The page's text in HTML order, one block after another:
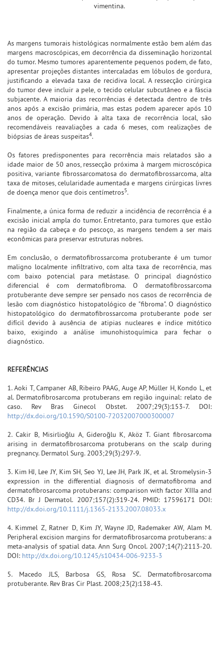
vimentina.
As margens tumorais histológicas normalmente estão bem além das
margens macroscópicas, em decorrência da disseminação horizontal
do tumor. Mesmo tumores aparentemente pequenos podem, de fato,
apresentar projeções distantes intercaladas em lóbulos de gordura,
justificando a elevada taxa de recidiva local. A ressecção cirúrgica
do tumor deve incluir a pele, o tecido celular subcutâneo e a fáscia
subjacente. A maioria das recorrências é detectada dentro de três
anos após a excisão primária, mas estas podem aparecer após 10
anos de operação. Devido à alta taxa de recorrência local, são
recomendáveis reavaliações a cada 6 meses, com realizações de
biópsias de áreas suspeitas4.
Os fatores predisponentes para recorrência mais relatados são a
idade maior de 50 anos, ressecção próxima à margem microscópica
positiva, variante fibrossarcomatosa do dermatofibrossarcoma, alta
taxa de mitoses, celularidade aumentada e margens cirúrgicas livres
de doença menor que dois centímetros5.
Finalmente, a única forma de reduzir a incidência de recorrência é a
excisão inicial ampla do tumor. Entretanto, para tumores que estão
na região da cabeça e do pescoço, as margens tendem a ser mais
econômicas para preservar estruturas nobres.
Em conclusão, o dermatofibrossarcoma protuberante é um tumor
maligno localmente infiltrativo, com alta taxa de recorrência, mas
com baixo potencial para metástase. O principal diagnóstico
diferencial é com dermatofibroma. O dermatofibrossarcoma
protuberante deve sempre ser pensado nos casos de recorrência de
lesão com diagnóstico histopatológico de "fibroma". O diagnóstico
histopatológico do dermatofibrossarcoma protuberante pode ser
difícil devido à ausência de atipias nucleares e índice mitótico
baixo, exigindo a análise imunohistoquímica para fechar o
diagnóstico.
REFERÊNCIAS
1. Aoki T, Campaner AB, Ribeiro PAAG, Auge AP, Müller H, Kondo L, et
al. Dermatofibrosarcoma protuberans em região inguinal: relato de
caso. Rev Bras Ginecol Obstet. 2007;29(3):153-7. DOI:
http://dx.doi.org/10.1590/S0100-72032007000300007
2. Cakir B, Misirlioğlu A, Gideroğlu K, Aköz T. Giant fibrosarcoma
arising in dermatofibrosarcoma protuberans on the scalp during
pregnancy. Dermatol Surg. 2003;29(3):297-9.
3. Kim HJ, Lee JY, Kim SH, Seo YJ, Lee JH, Park JK, et al. Stromelysin-3
expression in the differential diagnosis of dermatofibroma and
dermatofibrosarcoma protuberans: comparison with factor XIIIa and
CD34. Br J Dermatol. 2007;157(2):319-24. PMID: 17596171 DOI:
http://dx.doi.org/10.1111/j.1365-2133.2007.08033.x
4. Kimmel Z, Ratner D, Kim JY, Wayne JD, Rademaker AW, Alam M.
Peripheral excision margins for dermatofibrosarcoma protuberans: a
meta-analysis of spatial data. Ann Surg Oncol. 2007;14(7):2113-20.
DOI: http://dx.doi.org/10.1245/s10434-006-9233-3
5. Macedo JLS, Barbosa GS, Rosa SC. Dermatofibrosarcoma
protuberante. Rev Bras Cir Plast. 2008;23(2):138-43.